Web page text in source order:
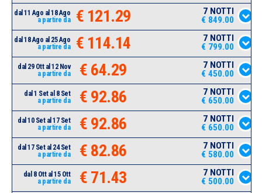
dal 11 Ago al 18 Ago
a partire da
€ 121.29
7 NOTTI
€ 849.00
dal 18 Ago al 25 Ago
a partire da
€ 114.14
7 NOTTI
€ 799.00
dal 29 Ott al 12 Nov
a partire da
€ 64.29
7 NOTTI
€ 450.00
dal 1 Set al 8 Set
a partire da
€ 92.86
7 NOTTI
€ 650.00
dal 10 Set al 17 Set
a partire da
€ 92.86
7 NOTTI
€ 650.00
dal 17 Set al 24 Set
a partire da
€ 82.86
7 NOTTI
€ 580.00
dal 8 Ott al 15 Ott
a partire da
€ 71.43
7 NOTTI
€ 500.00